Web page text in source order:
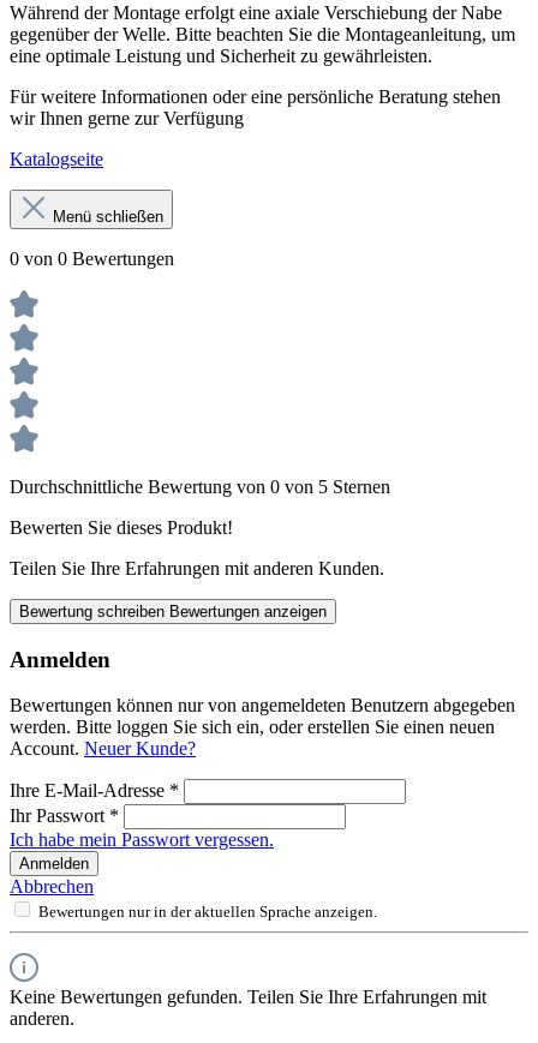
Während der Montage erfolgt eine axiale Verschiebung der Nabe
gegenüber der Welle. Bitte beachten Sie die Montageanleitung, um
eine optimale Leistung und Sicherheit zu gewährleisten.
Für weitere Informationen oder eine persönliche Beratung stehen
wir Ihnen gerne zur Verfügung
Katalogseite
Menü schließen
0 von 0 Bewertungen
Durchschnittliche Bewertung von 0 von 5 Sternen
Bewerten Sie dieses Produkt!
Teilen Sie Ihre Erfahrungen mit anderen Kunden.
Bewertung schreiben Bewertungen anzeigen
Anmelden
Bewertungen können nur von angemeldeten Benutzern abgegeben
werden. Bitte loggen Sie sich ein, oder erstellen Sie einen neuen
Account. Neuer Kunde?
Ihre E-Mail-Adresse *
Ihr Passwort *
Ich habe mein Passwort vergessen.
Anmelden
Abbrechen
Bewertungen nur in der aktuellen Sprache anzeigen.
Keine Bewertungen gefunden. Teilen Sie Ihre Erfahrungen mit
anderen.